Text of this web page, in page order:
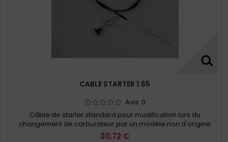
CABLE STARTER 1.65
Avis: 0
Câble de starter standard pour modification lors du
changement de carburateur par un modèle non d'origine
30,72 €